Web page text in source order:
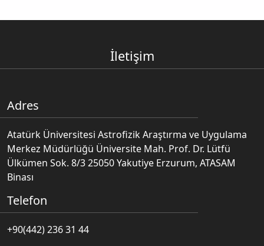
İletişim
Adres
Atatürk Üniversitesi Astrofizik Araştırma ve Uygulama
Merkez Müdürlüğü Üniversite Mah. Prof. Dr. Lütfü
Ülkümen Sok. 8/3 25050 Yakutiye Erzurum, ATASAM
Binası
Telefon
+90(442) 236 31 44